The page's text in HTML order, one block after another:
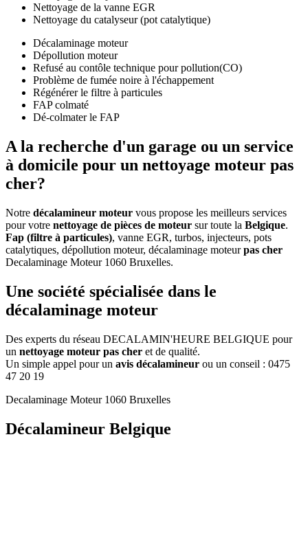
Nettoyage de la vanne EGR
Nettoyage du catalyseur (pot catalytique)
Décalaminage moteur
Dépollution moteur
Refusé au contôle technique pour pollution(CO)
Problème de fumée noire à l'échappement
Régénérer le filtre à particules
FAP colmaté
Dé-colmater le FAP
A la recherche d'un garage ou un service
à domicile pour un nettoyage moteur pas
cher?
Notre décalamineur moteur vous propose les meilleurs services
pour votre nettoyage de pièces de moteur sur toute la Belgique.
Fap (filtre à particules), vanne EGR, turbos, injecteurs, pots
catalytiques, dépollution moteur, décalaminage moteurpas cher
Decalaminage Moteur 1060 Bruxelles.
Une société spécialisée dans le
décalaminage moteur
Des experts du réseau DECALAMIN'HEURE BELGIQUE pour
un nettoyage moteur pas cher et de qualité.
Un simple appel pour un avis décalamineur ou un conseil : 0475
47 20 19
Decalaminage Moteur 1060 Bruxelles
Décalamineur Belgique